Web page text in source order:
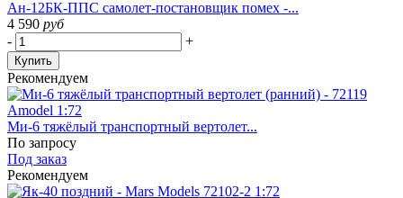
Ан-12БК-ППС самолет-постановщик помех -...
4 590 руб
-
+
Купить
Рекомендуем
Ми-6 тяжёлый транспортный вертолет...
По запросу
Под заказ
Рекомендуем